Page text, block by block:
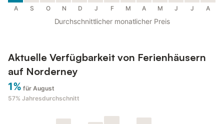
A S O N D J F M A M J J A
Durchschnittlicher monatlicher Preis
Aktuelle Verfügbarkeit von Ferienhäusern
auf Norderney
1% für August
57% Jahresdurchschnitt